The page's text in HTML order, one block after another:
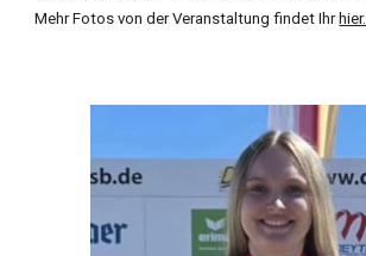
Mehr Fotos von der Veranstaltung findet Ihrhier.